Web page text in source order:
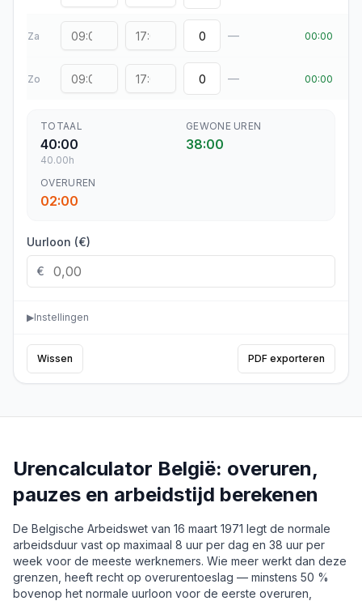
Za — 00:00
Zo — 00:00
TOTAAL
40:00
40.00h
GEWONE UREN
38:00
OVERUREN
02:00
Uurloon (€)
€
▶Instellingen
Wissen PDF exporteren
Urencalculator België: overuren,
pauzes en arbeidstijd berekenen
De Belgische Arbeidswet van 16 maart 1971 legt de normale
arbeidsduur vast op maximaal 8 uur per dag en 38 uur per
week voor de meeste werknemers. Wie meer werkt dan deze
grenzen, heeft recht op overurentoeslag — minstens 50 %
bovenop het normale uurloon voor de eerste overuren,